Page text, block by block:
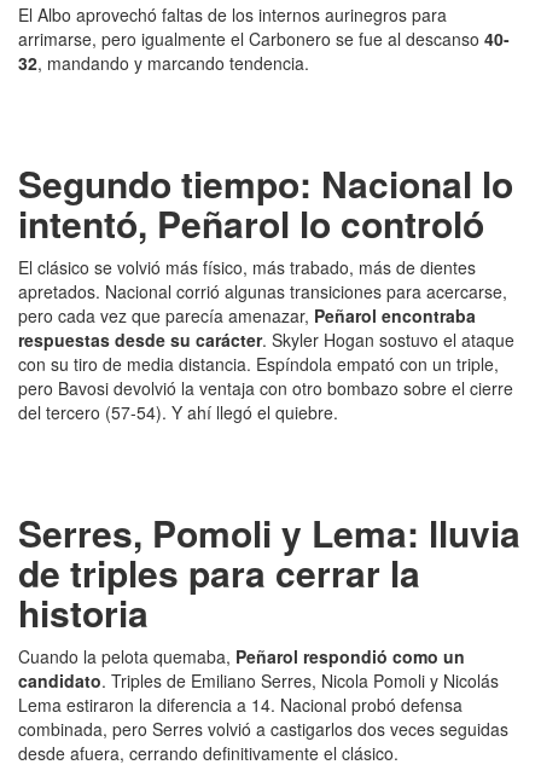
El Albo aprovechó faltas de los internos aurinegros para
arrimarse, pero igualmente el Carbonero se fue al descanso 40-
32, mandando y marcando tendencia.
Segundo tiempo: Nacional lo
intentó, Peñarol lo controló
El clásico se volvió más físico, más trabado, más de dientes
apretados. Nacional corrió algunas transiciones para acercarse,
pero cada vez que parecía amenazar, Peñarol encontraba
respuestas desde su carácter. Skyler Hogan sostuvo el ataque
con su tiro de media distancia. Espíndola empató con un triple,
pero Bavosi devolvió la ventaja con otro bombazo sobre el cierre
del tercero (57-54). Y ahí llegó el quiebre.
Serres, Pomoli y Lema: lluvia
de triples para cerrar la
historia
Cuando la pelota quemaba, Peñarol respondió como un
candidato. Triples de Emiliano Serres, Nicola Pomoli y Nicolás
Lema estiraron la diferencia a 14. Nacional probó defensa
combinada, pero Serres volvió a castigarlos dos veces seguidas
desde afuera, cerrando definitivamente el clásico.